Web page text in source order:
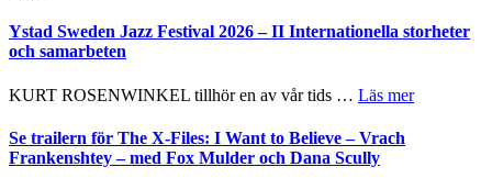
Ystad Sweden Jazz Festival 2026 – II Internationella storheter
och samarbeten
KURT ROSENWINKEL tillhör en av vår tids … Läs merom
Se trailern för The X-Files: I Want to Believe – Vrach
Frankenshtey – med Fox Mulder och Dana Scully